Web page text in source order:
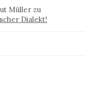
Müller zu
Dialekt!